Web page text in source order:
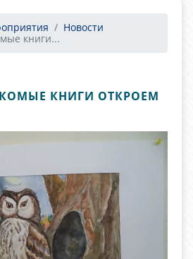
Новости
книги...
КНИГИ ОТКРОЕМ